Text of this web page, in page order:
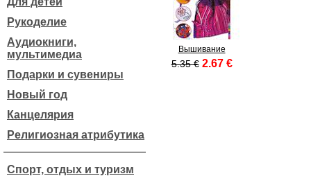
Рукоделие
Аудиокниги,
мультимедиа
Подарки и сувениры
Новый год
Канцелярия
Религиозная атрибутика
Спорт, отдых и туризм
Вышивание
5.35 € 2.67 €